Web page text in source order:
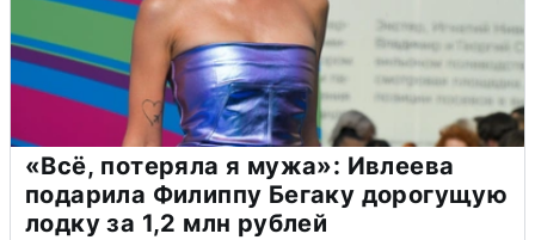
«Всё, потеряла я мужа»: Ивлеева
подарила Филиппу Бегаку дорогущую
лодку за 1,2 млн рублей